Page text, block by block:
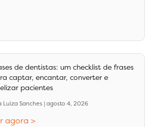
de dentistas: um checklist de frases
captar, encantar, converter e
pacientes
Luiza Sanches agosto 4, 2026
agora >